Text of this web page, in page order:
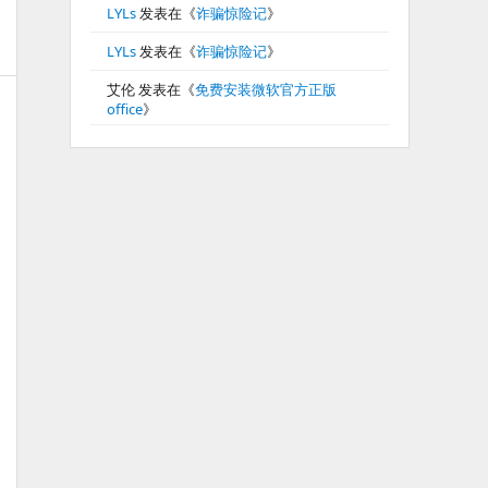
LYLs发表在《诈骗惊险记》
LYLs发表在《诈骗惊险记》
艾伦发表在《免费安装微软官方正版
office》